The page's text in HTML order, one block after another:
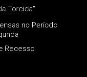
Torcida"
no Período
Recesso